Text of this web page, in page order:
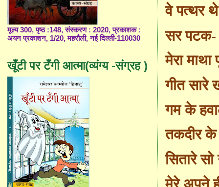
वे पत्थर थे
सर
मेरा माथा
गीत सारे
गम के
तकदीर के
सितारे सो
मूल्य 300, पृष्ठ :148, संस्करण : 2020, प्रकाशक :
अयन प्रकाशन, 1/20, महरौली, नई दिल्ली-110030
खूँटी पर टँगी आत्मा(व्यंग्य -संग्रह )